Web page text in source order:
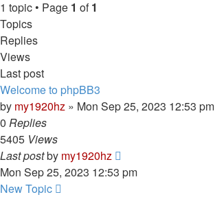
1 topic • Page 1 of1
Topics
Replies
Views
Last post
Welcome to phpBB3
by my1920hz » Mon Sep 25, 2023 12:53 pm
0 Replies
5405 Views
Last postby my1920hz
Mon Sep 25, 2023 12:53 pm
New Topic